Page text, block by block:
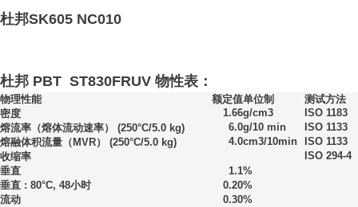
杜邦SK605 NC010
杜邦 PBT ST830FRUV 物性表：
物理性能 额定值单位制
测试方法
密度
1.66g/cm3
ISO 1183
熔流率（熔体流动速率）
(250°C/5.0 kg) 6.0g/10 min
ISO 1133
熔融体积流量（MVR）
(250°C/5.0 kg) 4.0cm3/10min
ISO 1133
收缩率
ISO 294-4
垂直
1.1%
垂直 : 80°C, 48小时
0.20%
流动
0.30%